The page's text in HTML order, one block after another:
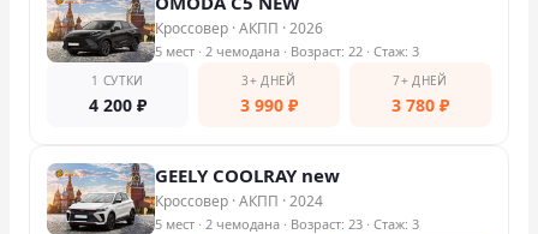
Кроссовер ·АКПП ·2026
5 мест · 2 чемодана · Возраст: 22 · Стаж: 3
1 СУТКИ
4 200 ₽
3+ ДНЕЙ
3 990 ₽
7+ ДНЕЙ
3 780 ₽
GEELY COOLRAY new
Кроссовер ·АКПП ·2024
5 мест · 2 чемодана · Возраст: 23 · Стаж: 3